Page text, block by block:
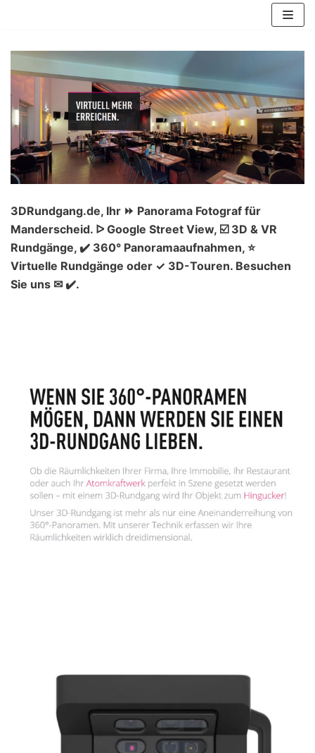
Inhalt
springen
3DRundgang.de, Ihr ⏩ Panorama Fotograf für
Manderscheid. ᐅ Google Street View, ☑️ 3D & VR
Rundgänge, ✔️ 360° Panoramaaufnahmen, ⭐
Virtuelle Rundgänge oder ✓ 3D-Touren. Besuchen
Sie uns ✉ ✔️.